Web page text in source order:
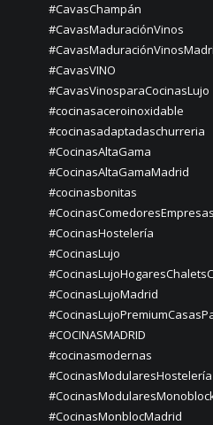
#CavasChampán
#CavasMaduraciónVinos
#CavasVINO
#CavasVinosparaCocinasLujo
#cocinasaceroinoxidable
#cocinasadaptadaschurreria
#CocinasAltaGama
#CocinasAltaGamaMadrid
#cocinasbonitas
#CocinasComedoresEmpresas
#CocinasHostelería
#CocinasLujo
#CocinasLujoMadrid
#COCINASMADRID
#cocinasmodernas
#CocinasModularesHostelería
#CocinasMonblocMadrid